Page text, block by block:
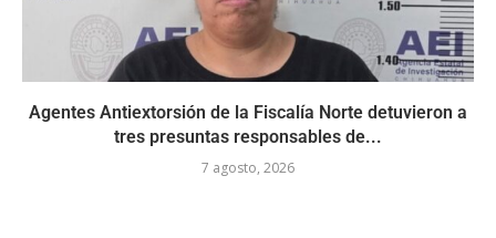
Agentes Antiextorsión de la Fiscalía Norte detuvieron a
tres presuntas responsables de...
7 agosto, 2026